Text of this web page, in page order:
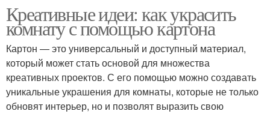
Креативные поделки Необычные идеи
Идеи для дачи
Креативные
иллюминаторы
Креативные идеи: как украсить
комнату с помощью картона
Картон — это универсальный и доступный материал,
который может стать основой для множества
креативных проектов. С его помощью можно создавать
уникальные украшения для комнаты, которые не только
обновят интерьер, но и позволят выразить свою